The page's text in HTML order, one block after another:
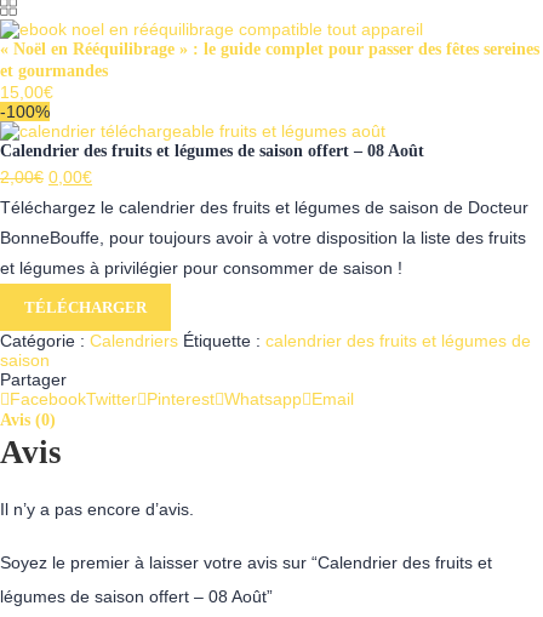
initial
était :
25,00€.
actuel
est :
« Noël en Rééquilibrage » : le guide complet pour passer des fêtes sereines
et gourmandes
15,00€
-100%
Calendrier des fruits et légumes de saison offert – 08 Août
2,00€ Le
prix
initial
était :
2,00€.
0,00€Le
prix
actuel
est :
Téléchargez le calendrier des fruits et légumes de saison de Docteur
BonneBouffe, pour toujours avoir à votre disposition la liste des fruits
et légumes à privilégier pour consommer de saison !
TÉLÉCHARGER
Catégorie : Calendriers Étiquette : calendrier des fruits et légumes de
saison
Partager
FacebookTwitter Pinterest Whatsapp Email
Avis (0)
Avis
Il n’y a pas encore d’avis.
Soyez le premier à laisser votre avis sur “Calendrier des fruits et
légumes de saison offert – 08 Août”